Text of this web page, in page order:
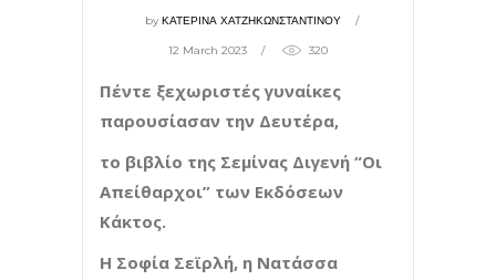
byΚΑΤΕΡΙΝΑ ΧΑΤΖΗΚΩΝΣΤΑΝΤΙΝΟΥ
12 March 2023 320
Πέντε ξεχωριστές γυναίκες
παρουσίασαν την Δευτέρα,
το βιβλίο της Σεμίνας Διγενή “Οι
Απείθαρχοι” των Εκδόσεων
Κάκτος.
Η Σοφία Σεϊρλή, η Νατάσσα